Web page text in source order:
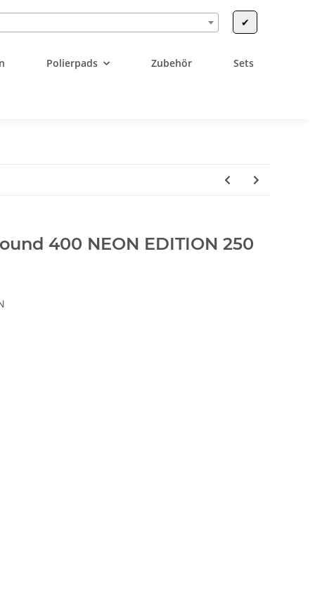
✔
Polierpads Zubehör Sets
400 NEON EDITION 250